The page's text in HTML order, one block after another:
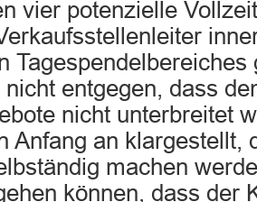
vier potenzielle
nicht entgegen, dass
nicht unterbreitet
Anfang an klargestellt,
machen
können, dass der